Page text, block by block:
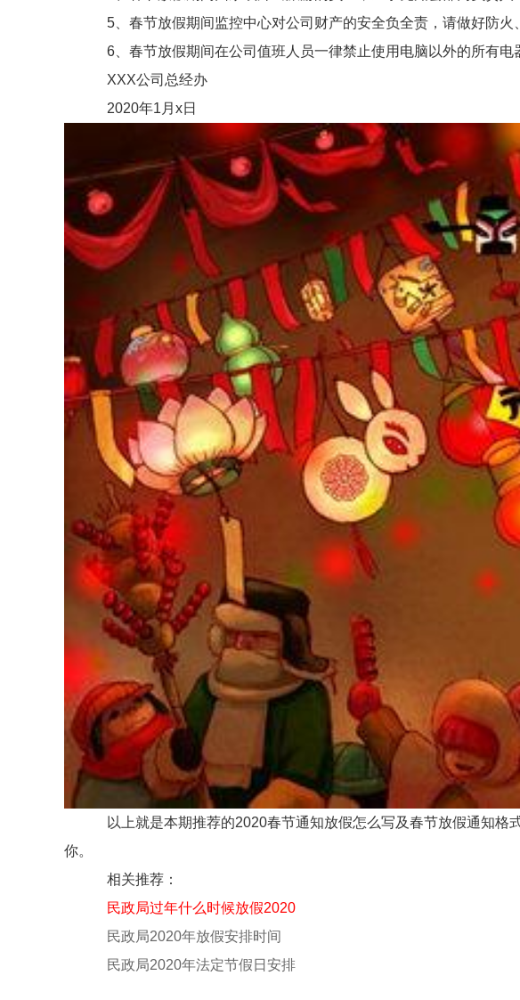
5、春节放假期间监控中心对公司财产的安全负全责，请做好防火
6、春节放假期间在公司值班人员一律禁止使用电脑以外的所有电
XXX公司总经办
2020年1月x日
以上就是本期推荐的2020春节通知放假怎么写及春节放假通知格
你。
相关推荐：
民政局过年什么时候放假2020
民政局2020年放假安排时间
民政局2020年法定节假日安排